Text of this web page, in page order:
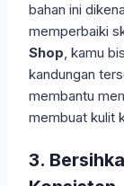
bahan ini
memperbaiki
Shop, kamu
kandungan
membantu
membuat kulit
3.